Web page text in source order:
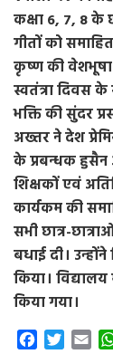
कक्षा 6, 7, 8 के
गीतों को
कृष्ण की वेशभूषा
स्वतंत्रा दिवस के
भक्ति की सुंदर
अख्तर ने देश
के प्रबन्धक हुसैन
शिक्षकों एवं
कार्यकम की
सभी छात्र-
बधाई दी।
किया।
किया गया।